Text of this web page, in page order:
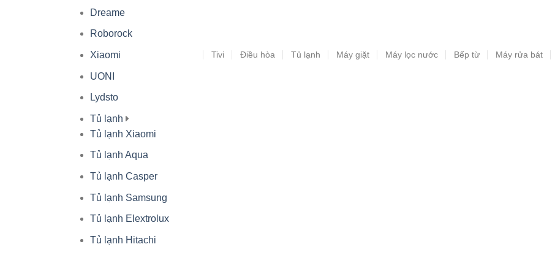
Dreame
Roborock
Xiaomi
UONI
Lydsto
Tủ lạnh
Tủ lạnh Xiaomi
Tủ lạnh Aqua
Tủ lạnh Casper
Tủ lạnh Samsung
Tủ lạnh Elextrolux
Tủ lạnh Hitachi
Tivi Điều hòa Tủ lạnh Máy giặt Máy lọc nước Bếp từ Máy rửa bát